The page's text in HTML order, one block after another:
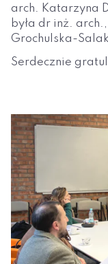
arch. Katarzyna
była dr inż.
Grochulska-
Serdecznie